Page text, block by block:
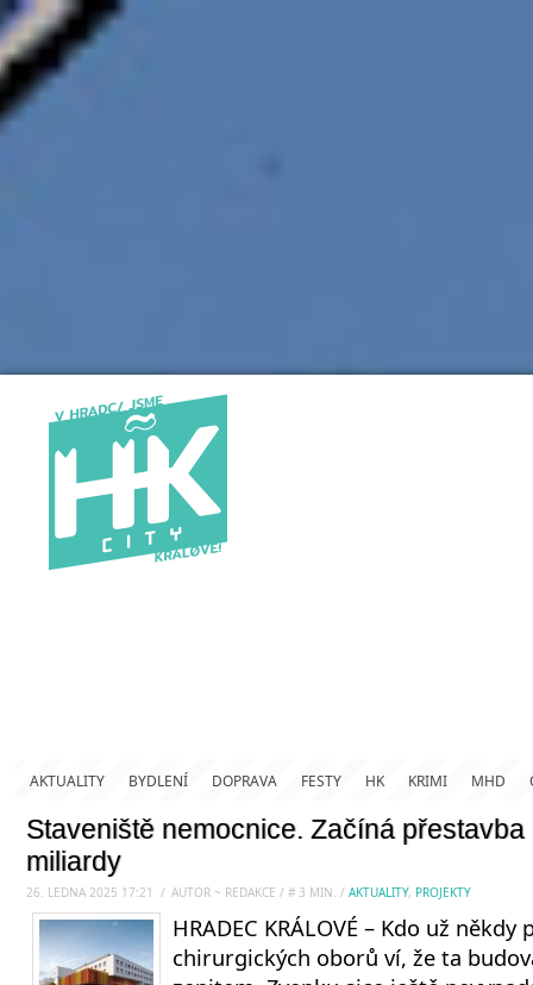
AKTUALITY BYDLENÍ DOPRAVA FESTY HK KRIMI MHD
Staveniště nemocnice. Začíná
miliardy
26. LEDNA 2025 17:21 / AUTOR ~ REDAKCE / # 3 MIN. / AKTUALITY, PROJEKTY
HRADEC KRÁLOVÉ – Kdo už
chirurgických oborů ví, že ta